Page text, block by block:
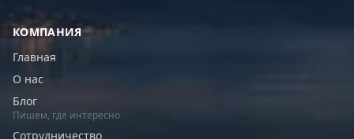
КОМПАНИЯ
Главная
О нас
Блог
Пишем, где интересно
Сотрудничество